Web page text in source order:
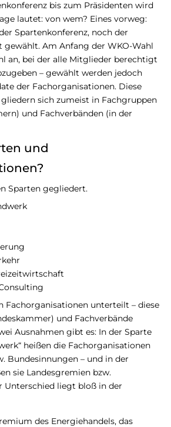
bis zum Präsidenten wird
lautet: von wem? Eines vorweg:
Spartenkonferenz, noch der
gewählt. Am Anfang der WKO-Wahl
an, bei der alle Mitglieder berechtigt
– gewählt werden jedoch
der Fachorganisationen. Diese
sich zumeist in Fachgruppen
und Fachverbänden (in der
und
Sparten gegliedert.
Fachorganisationen unterteilt – diese
und Fachverbände
Ausnahmen gibt es: In der Sparte
heißen die Fachorganisationen
Bundesinnungen – und in der
sie Landesgremien bzw.
Unterschied liegt bloß in der
des Energiehandels, das